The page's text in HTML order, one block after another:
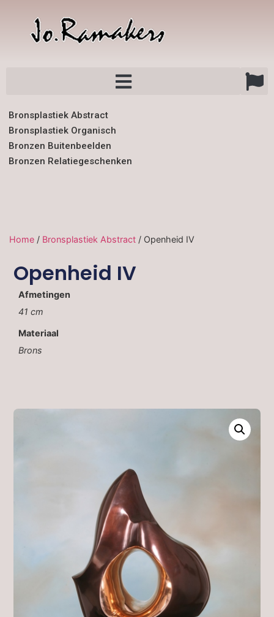
Bronsplastiek Abstract
Bronsplastiek Organisch
Bronzen Buitenbeelden
Bronzen Relatiegeschenken
Home / Bronsplastiek Abstract / Openheid IV
Openheid IV
Afmetingen
41 cm
Materiaal
Brons